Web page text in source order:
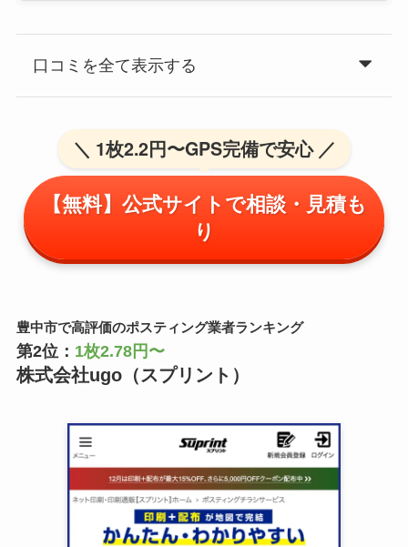
口コミを全て表示する
＼ 1枚2.2円〜GPS完備で安心 ／
【無料】公式サイトで相談・見積も
り
豊中市で高評価のポスティング業者ランキング
第2位： 1枚2.78円〜
株式会社ugo（スプリント）